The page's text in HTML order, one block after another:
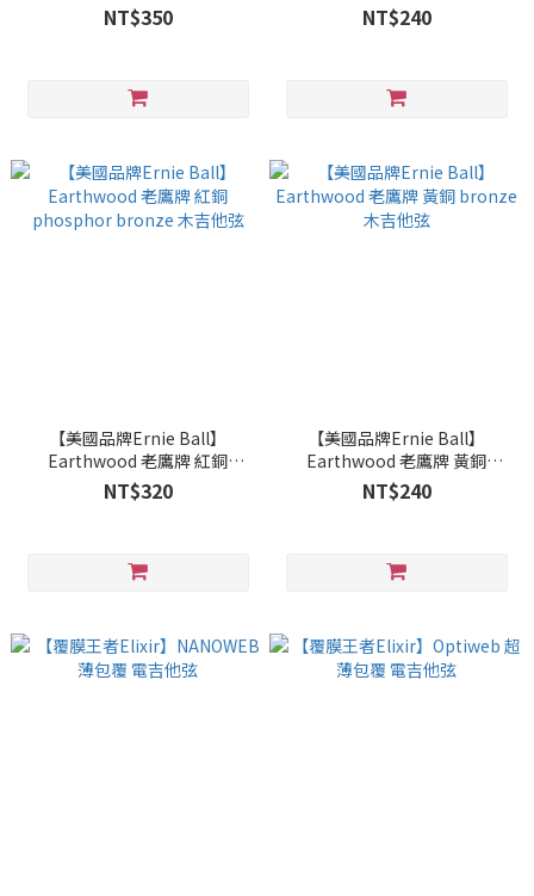
NT$350 NT$240
【美國品牌Ernie Ball】
Earthwood 老鷹牌 紅銅
phosphor bronze 木吉他弦
NT$320
【美國品牌Ernie Ball】
Earthwood 老鷹牌 黃銅
bronze 木吉他弦
NT$240